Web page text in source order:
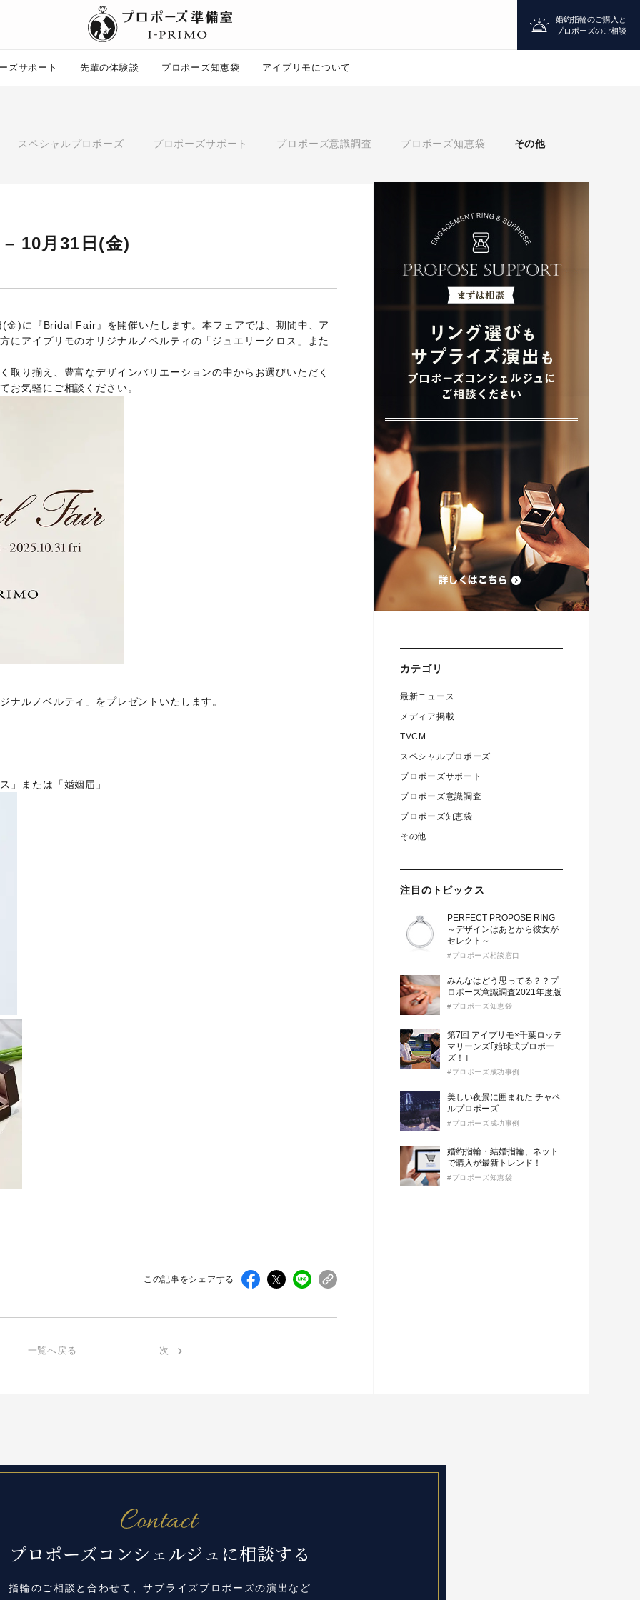
婚約指輪のご購入と
プロポーズのご相談
ズサポート 先輩の体験談 プロポーズ知恵袋 アイプリモについて
スペシャルプロポーズ プロポーズサポート プロポーズ意識調査 プロポーズ知恵袋 その他
10月31日(金)
)に『Bridal Fair』を開催いたします。本フェアでは、期間中、ア
にアイプリモのオリジナルノベルティの「ジュエリークロス」また
取り揃え、豊富なデザインバリエーションの中からお選びいただく
お気軽にご相談ください。
ナルノベルティ」をプレゼントいたします。
」または「婚姻届」
この記事をシェアする
一覧へ戻る 次
カテゴリ
最新ニュース
メディア掲載
TVCM
スペシャルプロポーズ
プロポーズサポート
プロポーズ意識調査
プロポーズ知恵袋
その他
注目のトピックス
PERFECT PROPOSE RING
～デザインはあとから彼女が
セレクト～
#プロポーズ相談窓口
みんなはどう思ってる？？プ
ロポーズ意識調査2021年度版
#プロポーズ知恵袋
第7回 アイプリモ×千葉ロッテ
マリーンズ｢始球式プロポー
ズ！｣
#プロポーズ成功事例
美しい夜景に囲まれた チャペ
ルプロポーズ
#プロポーズ成功事例
婚約指輪・結婚指輪、ネット
で購入が最新トレンド！
#プロポーズ知恵袋
プロポーズコンシェルジュに相談する
指輪のご相談と合わせて、サプライズプロポーズの演出など
ピックアップ
場所
言葉 エピソード
Follow us on
プロポーズ
婚約指輪
マッチング診断
プロポーズプラン検索